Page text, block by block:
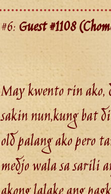
#6:Guest #1108
May kwento rin ako,
sakin nun,kung bat
old palang ako pero
medjo wala sa sarili